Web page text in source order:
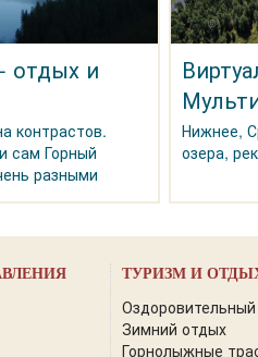
отдых и
контрастов.
сам Горный
разными
Нижнее,
озера,
ТУРИЗМ И
Зимний отдых
Горнолыжные